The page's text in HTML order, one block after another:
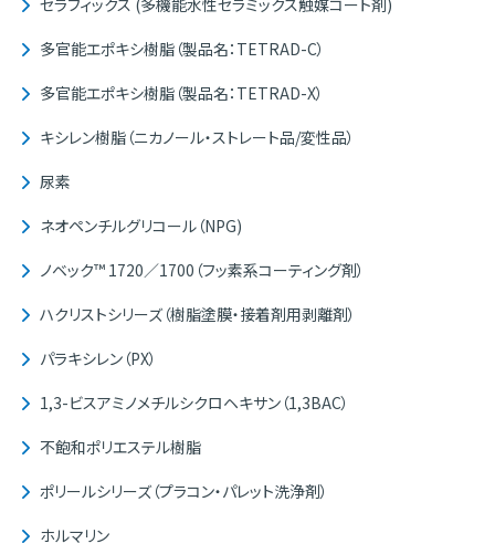
セラフィックス (多機能水性セラミックス触媒コート剤)
多官能エポキシ樹脂（製品名：TETRAD-C）
多官能エポキシ樹脂（製品名：TETRAD-X）
キシレン樹脂（ニカノール・ストレート品/変性品）
尿素
ネオペンチルグリコール（NPG)
ノベック™ 1720／1700（フッ素系コーティング剤）
ハクリストシリーズ（樹脂塗膜・接着剤用剥離剤）
パラキシレン（PX）
1,3-ビスアミノメチルシクロヘキサン（1,3BAC）
不飽和ポリエステル樹脂
ポリールシリーズ（プラコン・パレット洗浄剤）
ホルマリン